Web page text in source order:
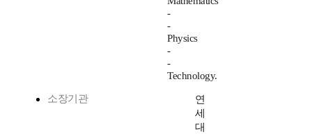
-
-
Physics
-
-
Technology.
소장기관
연
세
대